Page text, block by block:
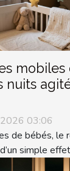
nuits
03:06
de bébés, le
simple